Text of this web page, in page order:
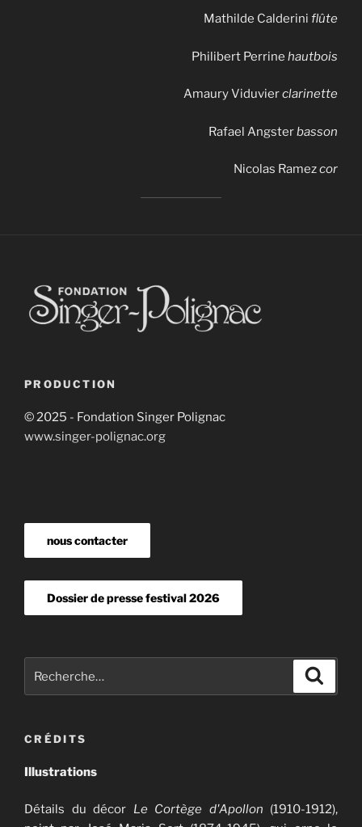
Mathilde Calderini flûte
Philibert Perrine hautbois
Amaury Viduvierclarinette
Rafael Angsterbasson
Nicolas Ramezcor
PRODUCTION
© 2025 - Fondation Singer Polignac
www.singer-polignac.org
nous contacter
Dossier de presse festival 2026
pour
CRÉDITS
Illustrations
Détails du décor Le Cortège d'Apollon (1910-1912),